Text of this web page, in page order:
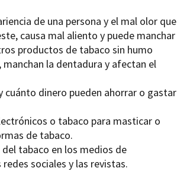
de una persona y el mal olor que
causa mal aliento y puede manchar
productos de tabaco sin humo
la dentadura y afectan el
cuánto dinero pueden ahorrar o gastar
o tabaco para masticar o
de tabaco.
tabaco en los medios de
sociales y las revistas.